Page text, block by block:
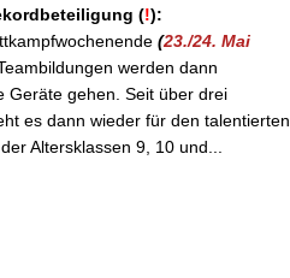
(!):
(23./24. Mai
werden dann
Geräte gehen. Seit über drei
es dann wieder für den talentierten
Altersklassen 9, 10 und...